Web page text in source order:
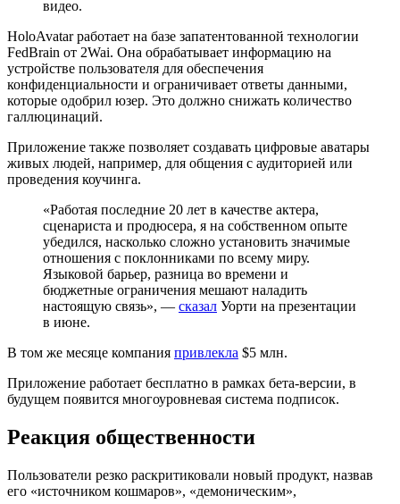
видео.
HoloAvatar работает на базе запатентованной технологии
FedBrain от 2Wai. Она обрабатывает информацию на
устройстве пользователя для обеспечения
конфиденциальности и ограничивает ответы данными,
которые одобрил юзер. Это должно снижать количество
галлюцинаций.
Приложение также позволяет создавать цифровые аватары
живых людей, например, для общения с аудиторией или
проведения коучинга.
«Работая последние 20 лет в качестве актера,
сценариста и продюсера, я на собственном опыте
убедился, насколько сложно установить значимые
отношения с поклонниками по всему миру.
Языковой барьер, разница во времени и
бюджетные ограничения мешают наладить
настоящую связь», — сказал Уорти на презентации
в июне.
В том же месяце компания привлекла $5 млн.
Приложение работает бесплатно в рамках бета-версии, в
будущем появится многоуровневая система подписок.
Реакция общественности
Пользователи резко раскритиковали новый продукт, назвав
его «источником кошмаров», «демоническим»,